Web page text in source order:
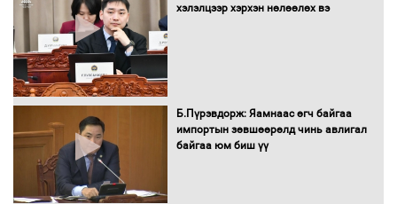
хэлэлцээр хэрхэн нөлөөлөх вэ
Б.Пүрэвдорж: Яамнаас өгч байгаа
импортын зөвшөөрөлд чинь авлигал
байгаа юм биш үү